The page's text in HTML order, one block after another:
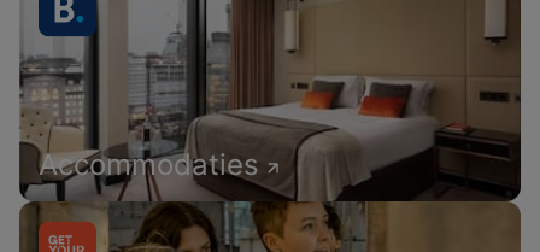
Accommodaties